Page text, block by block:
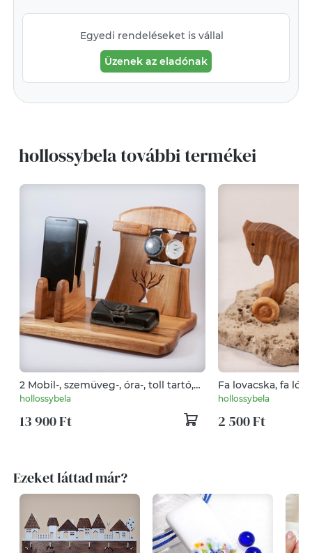
Egyedi rendeléseket is vállal
Üzenek az eladónak
hollossybela további termékei
2 Mobil-, szemüveg-, óra-, toll tartó,
asztali rendező
hollossybela
13 900 Ft
Fa lovacska, fa ló
hollossybela
2 500 Ft
Ezeket láttad már?